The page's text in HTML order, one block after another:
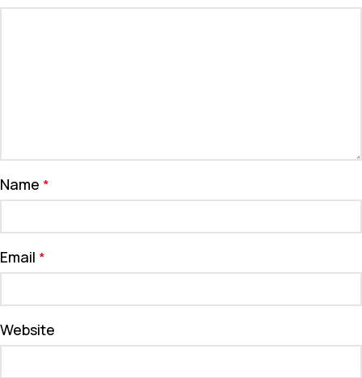
Name *
Email *
Website